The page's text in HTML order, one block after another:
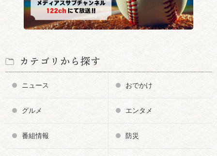
カテゴリから探す
ニュース おでかけ
グルメ エンタメ
番組情報 防災